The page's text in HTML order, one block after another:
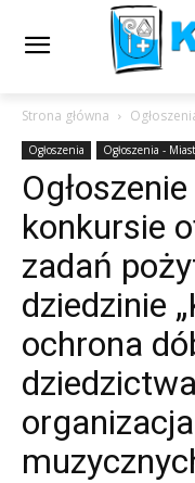
Strona główna
Ogłoszenia Ogłoszenia -
konkursie
zadań
dziedzinie
ochrona